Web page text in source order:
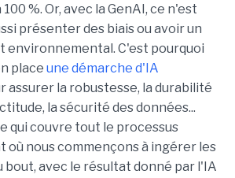
%. Or, avec la GenAI, ce n'est
présenter des biais ou avoir un
environnemental. C'est pourquoi
place une démarche d'IA
assurer la robustesse, la durabilité
la sécurité des données...
qui couvre tout le processus
où nous commençons à ingérer les
bout, avec le résultat donné par l'IA